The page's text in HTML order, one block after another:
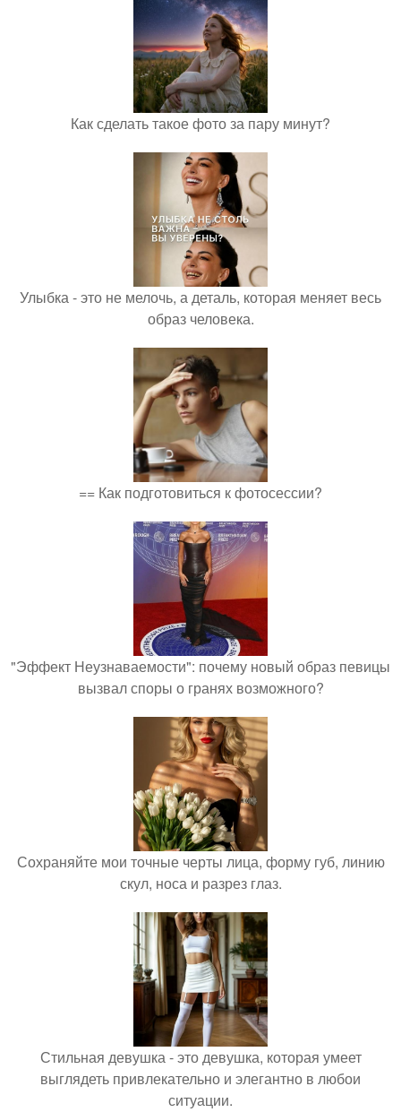
Как сделать такое фото за пару минут?
Улыбка - это не мелочь, а деталь, которая меняет весь
образ человека.
== Как подготовиться к фотосессии?
"Эффект Неузнаваемости": почему новый образ певицы
вызвал споры о гранях возможного?
Сохраняйте мои точные черты лица, форму губ, линию
скул, носа и разрез глаз.
Стильная девушка - это девушка, которая умеет
выглядеть привлекательно и элегантно в любои
ситуации.